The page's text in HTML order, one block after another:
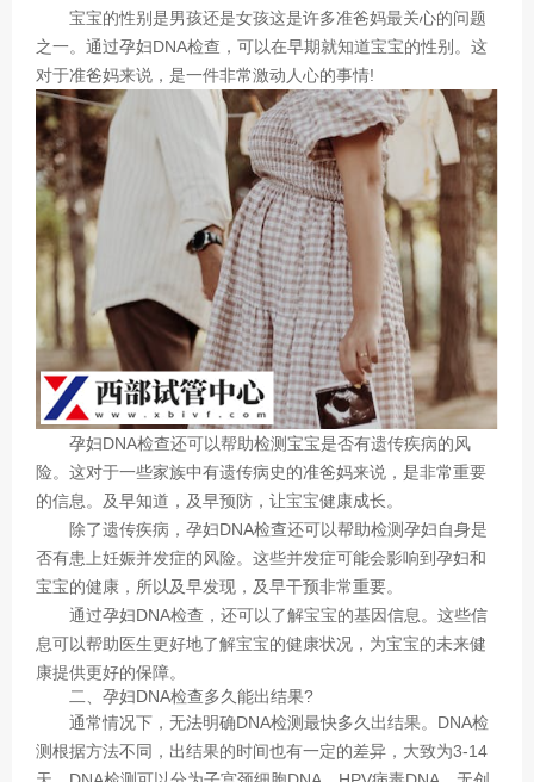
宝宝的性别是男孩还是女孩这是许多准爸妈最关心的问题
之一。通过孕妇DNA检查，可以在早期就知道宝宝的性别。这
对于准爸妈来说，是一件非常激动人心的事情!
孕妇DNA检查还可以帮助检测宝宝是否有遗传疾病的风
险。这对于一些家族中有遗传病史的准爸妈来说，是非常重要
的信息。及早知道，及早预防，让宝宝健康成长。
除了遗传疾病，孕妇DNA检查还可以帮助检测孕妇自身是
否有患上妊娠并发症的风险。这些并发症可能会影响到孕妇和
宝宝的健康，所以及早发现，及早干预非常重要。
通过孕妇DNA检查，还可以了解宝宝的基因信息。这些信
息可以帮助医生更好地了解宝宝的健康状况，为宝宝的未来健
康提供更好的保障。
二、孕妇DNA检查多久能出结果?
通常情况下，无法明确DNA检测最快多久出结果。DNA检
测根据方法不同，出结果的时间也有一定的差异，大致为3-14